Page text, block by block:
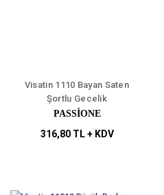
Visatin 1110 Bayan Saten
Şortlu Gecelik
PASSİONE
316,80 TL + KDV